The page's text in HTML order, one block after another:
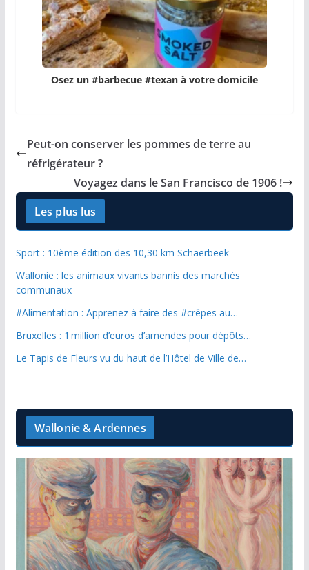
Osez un #barbecue #texan à votre domicile
Peut-on conserver les pommes de terre au
réfrigérateur ?
Voyagez dans le San Francisco de 1906 !
Les plus lus
Sport : 10ème édition des 10,30 km Schaerbeek
Wallonie : les animaux vivants bannis des marchés
communaux
#Alimentation : Apprenez à faire des #crêpes au…
Bruxelles : 1 million d’euros d’amendes pour dépôts…
Le Tapis de Fleurs vu du haut de l’Hôtel de Ville de…
Wallonie & Ardennes